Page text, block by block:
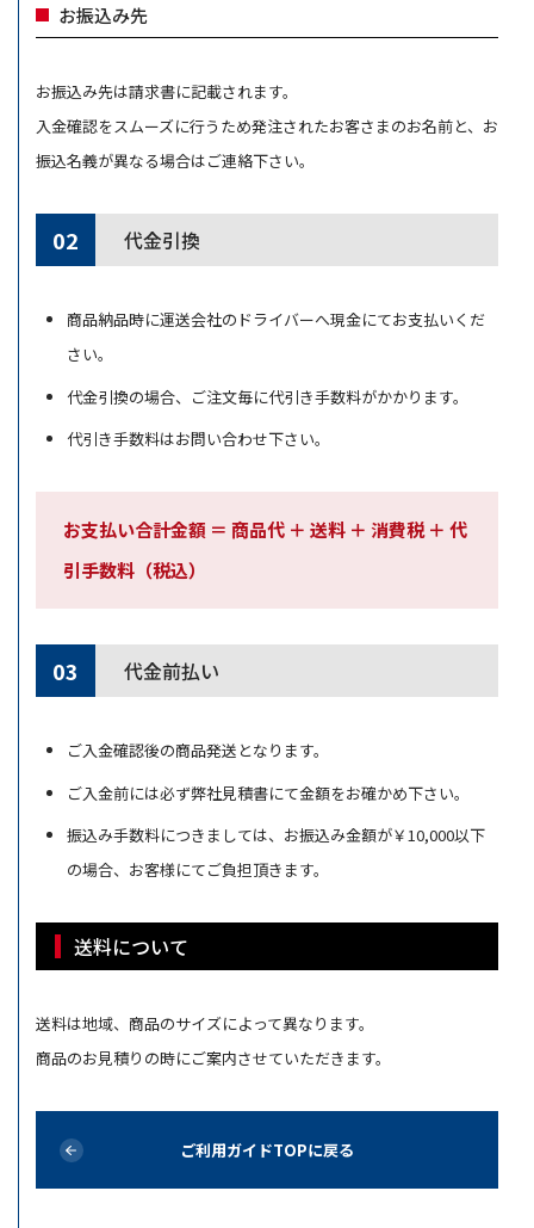
お振込み先
お振込み先は請求書に記載されます。
入金確認をスムーズに行うため発注されたお客さまのお名前と、お
振込名義が異なる場合はご連絡下さい。
02 代金引換
商品納品時に運送会社のドライバーへ現金にてお支払いくだ
さい。
代金引換の場合、ご注文毎に代引き手数料がかかります。
代引き手数料はお問い合わせ下さい。
お支払い合計金額 ＝ 商品代 ＋ 送料＋ 消費税＋ 代
引手数料（税込）
03 代金前払い
ご入金確認後の商品発送となります。
ご入金前には必ず弊社見積書にて金額をお確かめ下さい。
振込み手数料につきましては、お振込み金額が￥10,000以下
の場合、お客様にてご負担頂きます。
送料について
送料は地域、商品のサイズによって異なります。
商品のお見積りの時にご案内させていただきます。
ご利用ガイドTOPに戻る